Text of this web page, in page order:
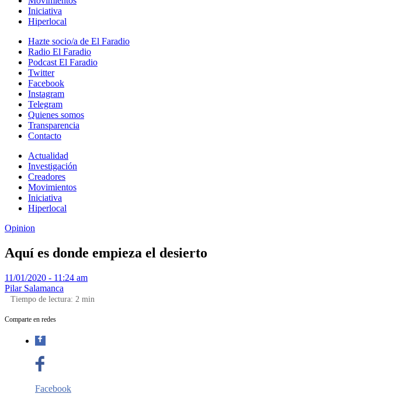
Iniciativa
Hiperlocal
Hazte socio/a de El Faradio
Radio El Faradio
Podcast El Faradio
Twitter
Facebook
Instagram
Telegram
Quienes somos
Transparencia
Contacto
Actualidad
Investigación
Creadores
Movimientos
Iniciativa
Hiperlocal
Opinion
Aquí es donde empieza el desierto
11/01/2020 - 11:24 am
Pilar Salamanca
Tiempo de lectura: 2 min
Comparte en redes
Facebook